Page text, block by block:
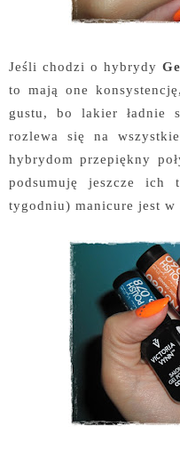
Jeśli chodzi o hybrydy
to mają one
gustu, bo lakier ładnie
rozlewa się na
hybrydom przepiękny
podsumuję jeszcze ich
tygodniu) manicure jest w